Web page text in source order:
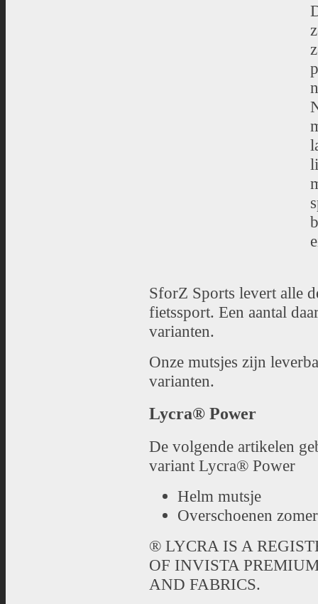
SforZ Sports levert alle
fietssport. Een aantal
varianten.
Onze mutsjes zijn
varianten.
Lycra® Power
De volgende artikelen
variant Lycra® Power
Helm mutsje
Overschoenen
® LYCRA IS A
OF INVISTA
AND FABRICS.